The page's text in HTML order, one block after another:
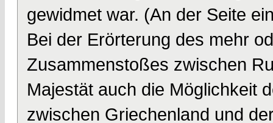
gewidmet war. (An der Seite
Bei der Erörterung des mehr
Zusammenstoßes zwischen
Majestät auch die Möglichkeit
zwischen Griechenland und